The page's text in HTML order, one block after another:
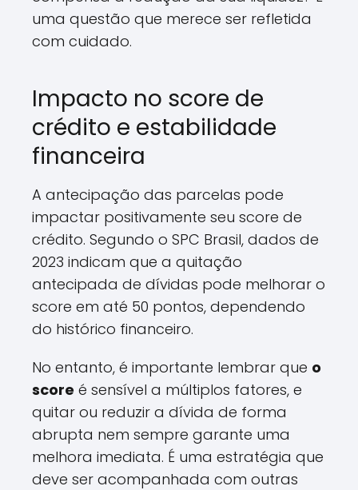
uma questão que merece ser refletida
com cuidado.
Impacto no score de
crédito e estabilidade
financeira
A antecipação das parcelas pode
impactar positivamente seu score de
crédito. Segundo o SPC Brasil, dados de
2023 indicam que a quitação
antecipada de dívidas pode melhorar o
score em até 50 pontos, dependendo
do histórico financeiro.
No entanto, é importante lembrar que o
score é sensível a múltiplos fatores, e
quitar ou reduzir a dívida de forma
abrupta nem sempre garante uma
melhora imediata. É uma estratégia que
deve ser acompanhada com outras